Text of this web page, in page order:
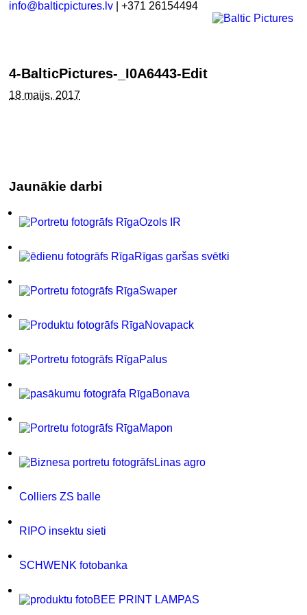
info@balticpictures.lv | +371 26154494
4-BalticPictures-_I0A6443-Edit
18 maijs, 2017
Jaunākie darbi
Ozols IR
Rīgas garšas svētki
Swaper
Novapack
Palus
Bonava
Mapon
Linas agro
Colliers ZS balle
RIPO insektu sieti
SCHWENK fotobanka
BEE PRINT LAMPAS